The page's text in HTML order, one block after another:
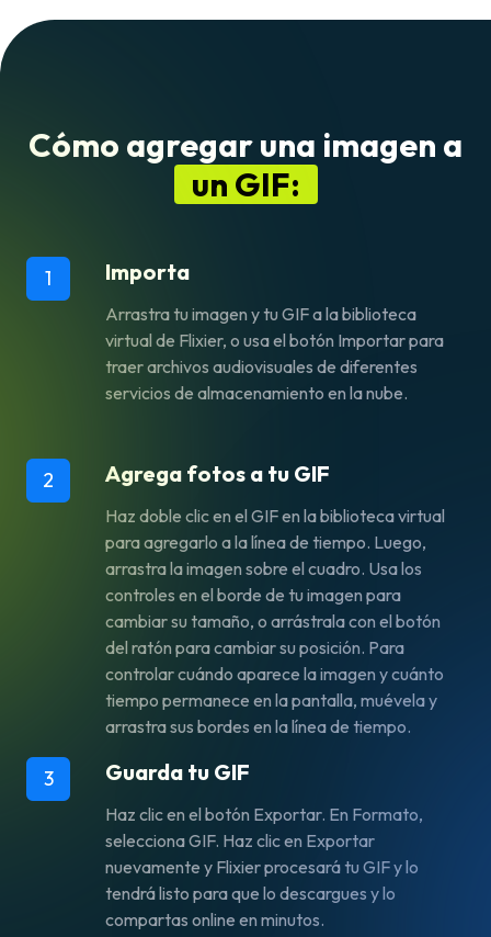
Cómo agregar una imagen a
un GIF:
1 Importa
Arrastra tu imagen y tu GIF a la biblioteca
virtual de Flixier, o usa el botón Importar para
traer archivos audiovisuales de diferentes
servicios de almacenamiento en la nube.
2 Agrega fotos a tu GIF
Haz doble clic en el GIF en la biblioteca virtual
para agregarlo a la línea de tiempo. Luego,
arrastra la imagen sobre el cuadro. Usa los
controles en el borde de tu imagen para
cambiar su tamaño, o arrástrala con el botón
del ratón para cambiar su posición. Para
controlar cuándo aparece la imagen y cuánto
tiempo permanece en la pantalla, muévela y
arrastra sus bordes en la línea de tiempo.
3 Guarda tu GIF
Haz clic en el botón Exportar. En Formato,
selecciona GIF. Haz clic en Exportar
nuevamente y Flixier procesará tu GIF y lo
tendrá listo para que lo descargues y lo
compartas online en minutos.